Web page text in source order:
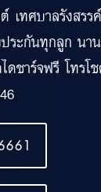
เทศบาลรังสรร
ระกันทุกลูก น
ชาร์จฟรี โทรโ